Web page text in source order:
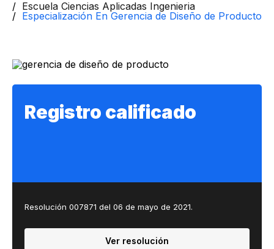
Escuela Ciencias Aplicadas Ingenieria
Especialización En Gerencia de Diseño de Producto
Registro calificado
Resolución​​​ 007871 del 06 de mayo de 2021.
Ver resolución